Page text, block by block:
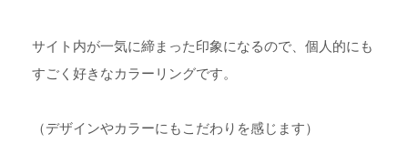
サイト内が一気に締まった印象になるので、個人的にも
すごく好きなカラーリングです。
（デザインやカラーにもこだわりを感じます）